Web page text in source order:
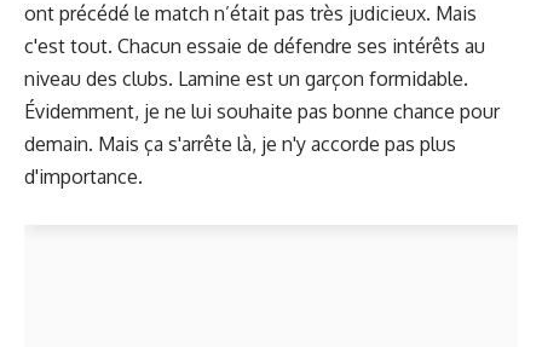
ont précédé le match n’était pas très judicieux. Mais
c'est tout. Chacun essaie de défendre ses intérêts au
niveau des clubs. Lamine est un garçon formidable.
Évidemment, je ne lui souhaite pas bonne chance pour
demain. Mais ça s'arrête là, je n'y accorde pas plus
d'importance.